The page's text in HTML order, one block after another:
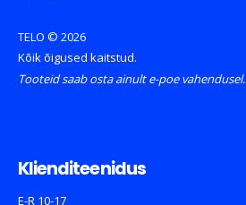
TELO © 2026
Kõik õigused kaitstud.
Tooteid saab osta ainult e-poe vahendusel.
Klienditeenidus
E-R 10-17